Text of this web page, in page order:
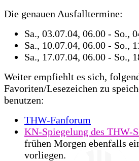
Die genauen Ausfalltermine:
Sa., 03.07.04, 06.00 - So.,
Sa., 10.07.04, 06.00 - So.,
Sa., 17.07.04, 06.00 - So.,
Weiter empfiehlt es sich,
Favoriten/Lesezeichen zu
benutzen:
THW-Fanforum
KN-Spiegelung des THW-
frühen Morgen ebenfalls
vorliegen.